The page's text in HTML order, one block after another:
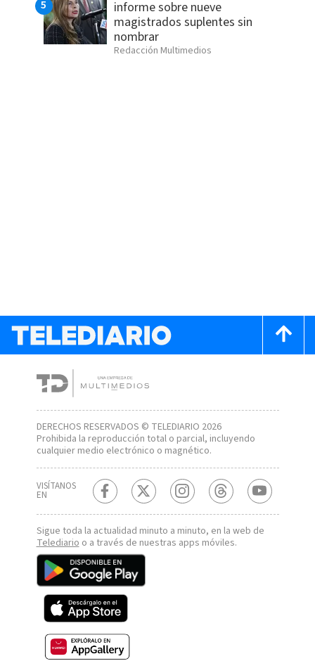
informe sobre nueve
magistrados suplentes sin
nombrar
Redacción Multimedios
DERECHOS RESERVADOS © TELEDIARIO 2026
Prohibida la reproducción total o parcial, incluyendo
cualquier medio electrónico o magnético.
VISÍTANOS
EN
Sigue toda la actualidad minuto a minuto, en la web de
Telediario o a través de nuestras apps móviles.